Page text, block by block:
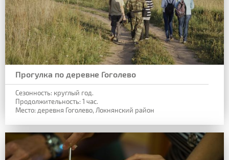
Прогулка по деревне Гоголево
Сезонность: круглый год.
Продолжительность: 1 час.
Место: деревня Гоголево, Локнянский район